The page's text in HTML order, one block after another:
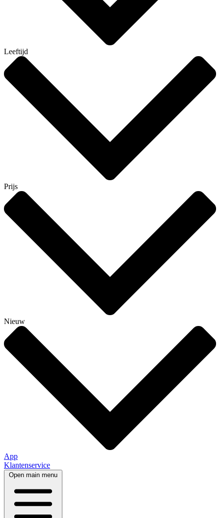
Leeftijd
Prijs
Nieuw
App
Klantenservice
Open main menu